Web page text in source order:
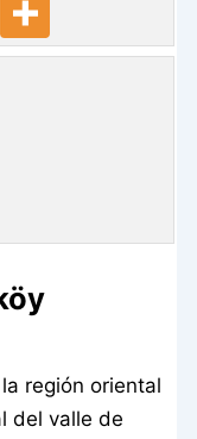
región oriental
del valle de